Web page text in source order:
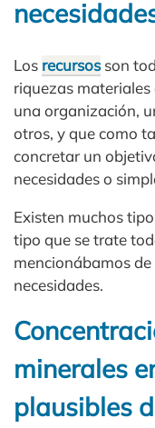
Los recursosson
riquezas
una organización,
otros, y que como
concretar un
necesidades o
Existen muchos
tipo que se trate
mencionábamos
necesidades.
minerales
plausibles